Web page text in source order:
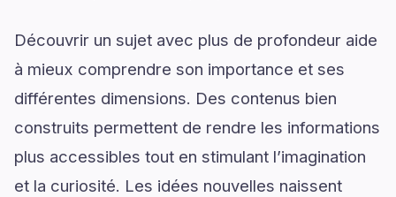
Découvrir un sujet avec plus de profondeur aide
à mieux comprendre son importance et ses
différentes dimensions. Des contenus bien
construits permettent de rendre les informations
plus accessibles tout en stimulant l’imagination
et la curiosité. Les idées nouvelles naissent